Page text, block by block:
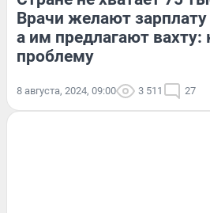
Врачи желают
а им предлагают вахту:
проблему
8 августа, 2024, 09:00 3 511 27